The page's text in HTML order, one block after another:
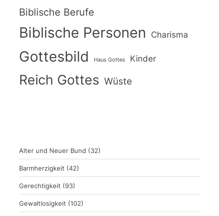
Biblische Berufe
Biblische Personen Charisma
Gottesbild Haus Gottes Kinder
Reich Gottes Wüste
Alter und Neuer Bund (32)
Barmherzigkeit (42)
Gerechtigkeit (93)
Gewaltlosigkeit (102)